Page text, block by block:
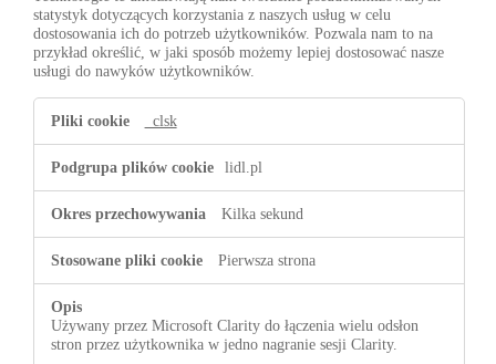
statystyk dotyczących korzystania z naszych usług w celu
dostosowania ich do potrzeb użytkowników. Pozwala nam to na
przykład określić, w jaki sposób możemy lepiej dostosować nasze
usługi do nawyków użytkowników.
Statystyki
_clsk
lidl.pl
Kilka sekund
Pierwsza strona
Używany przez Microsoft Clarity do łączenia wielu odsłon
stron przez użytkownika w jedno nagranie sesji Clarity.